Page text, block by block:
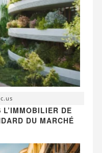
DE
DU MARCHÉ